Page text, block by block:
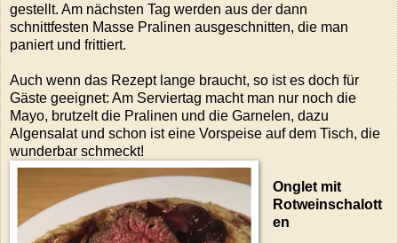
gestellt. Am nächsten Tag werden aus der dann
schnittfesten Masse Pralinen ausgeschnitten, die man
paniert und frittiert.
Auch wenn das Rezept lange braucht, so ist es doch für
Gäste geeignet: Am Serviertag macht man nur noch die
Mayo, brutzelt die Pralinen und die Garnelen, dazu
Algensalat und schon ist eine Vorspeise auf dem Tisch, die
wunderbar schmeckt!
Onglet mit
Rotweinschalott
en